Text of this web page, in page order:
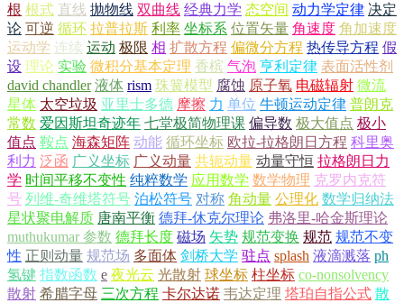
根 根式 直线 抛物线 双曲线 经典力学 态空间 动力学定律 决定
论 可逆 循环 拉普拉斯 利率 坐标系 位置矢量 角速度 角加速度
运动学 连续 运动 极限 相 扩散方程 偏微分方程 热传导方程 假
设 理论 实验 微积分基本定理 香槟 气泡 亨利定律 表面活性剂
david chandler 液体 rism 珠簧模型 腐蚀 原子氧 电磁辐射 微流
星体 太空垃圾 亚里士多德 摩擦 力 单位 牛顿运动定律 普朗克
常数 爱因斯坦奇迹年 七堂极简物理课 偏导数 极大值点 极小
值点 鞍点 海森矩阵 动能 循环坐标 欧拉-拉格朗日方程 科里奥
利力 泛函 广义坐标 广义动量 共轭动量 动量守恒 拉格朗日力
学 时间平移不变性 纯粹数学 应用数学 数学物理 克罗内克符
号 列维-奇维塔符号 泊松符号 对称 角动量 公理化 数学归纳法
星状聚电解质 唐南平衡 德拜-休克尔理论 弗洛里-哈金斯理论
muthukumar 参数 德拜长度 磁场 矢势 规范变换 规范 规范不变
性 正则动量 规范场 多面体 剑桥大学 驻点 splash 液滴溅落 ph
氢键 指数函数 e 夜光云 光散射 球坐标 柱坐标 co-nonsolvency
散射 希腊字母 三次方程 卡尔达诺 韦达定理 塔珀自指公式 散